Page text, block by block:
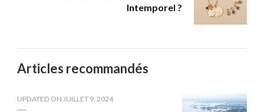
Intemporel ?
Articles recommandés
UPDATED ON JUILLET 9, 2024